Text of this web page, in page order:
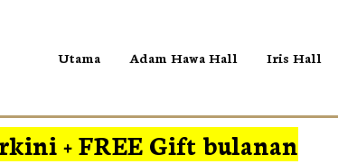
Utama Adam Hawa Hall Iris Hall
+ FREE Gift bulanan